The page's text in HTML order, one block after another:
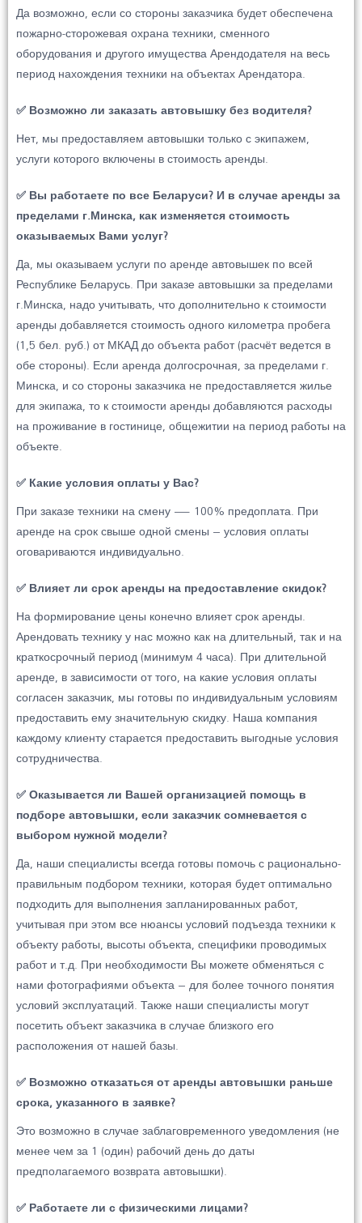
Да возможно, если со стороны заказчика будет обеспечена
пожарно-сторожевая охрана техники, сменного
оборудования и другого имущества Арендодателя на весь
период нахождения техники на объектах Арендатора.
✅ Возможно ли заказать автовышку без водителя?
Нет, мы предоставляем автовышки только с экипажем,
услуги которого включены в стоимость аренды.
✅ Вы работаете по все Беларуси? И в случае аренды за
пределами г.Минска, как изменяется стоимость
оказываемых Вами услуг?
Да, мы оказываем услуги по аренде автовышек по всей
Республике Беларусь. При заказе автовышки за пределами
г.Минска, надо учитывать, что дополнительно к стоимости
аренды добавляется стоимость одного километра пробега
(1,5 бел. руб.) от МКАД до объекта работ (расчёт ведется в
обе стороны). Если аренда долгосрочная, за пределами г.
Минска, и со стороны заказчика не предоставляется жилье
для экипажа, то к стоимости аренды добавляются расходы
на проживание в гостинице, общежитии на период работы на
объекте.
✅ Какие условия оплаты у Вас?
При заказе техники на смену — 100% предоплата. При
аренде на срок свыше одной смены – условия оплаты
оговариваются индивидуально.
✅ Влияет ли срок аренды на предоставление скидок?
На формирование цены конечно влияет срок аренды.
Арендовать технику у нас можно как на длительный, так и на
краткосрочный период (минимум 4 часа). При длительной
аренде, в зависимости от того, на какие условия оплаты
согласен заказчик, мы готовы по индивидуальным условиям
предоставить ему значительную скидку. Наша компания
каждому клиенту старается предоставить выгодные условия
сотрудничества.
✅ Оказывается ли Вашей организацией помощь в
подборе автовышки, если заказчик сомневается с
выбором нужной модели?
Да, наши специалисты всегда готовы помочь с рационально-
правильным подбором техники, которая будет оптимально
подходить для выполнения запланированных работ,
учитывая при этом все нюансы условий подъезда техники к
объекту работы, высоты объекта, специфики проводимых
работ и т.д. При необходимости Вы можете обменяться с
нами фотографиями объекта – для более точного понятия
условий эксплуатаций. Также наши специалисты могут
посетить объект заказчика в случае близкого его
расположения от нашей базы.
✅ Возможно отказаться от аренды автовышки раньше
срока, указанного в заявке?
Это возможно в случае заблаговременного уведомления (не
менее чем за 1 (один) рабочий день до даты
предполагаемого возврата автовышки).
✅ Работаете ли с физическими лицами?